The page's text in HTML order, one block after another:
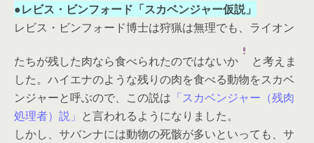
●レビス・ビンフォード「スカベンジャー仮説」
レビス・ビンフォード博士は狩猟は無理でも、ライオン
たちが残した肉なら食べられたのではないか
と考えま
した。ハイエナのような残りの肉を食べる動物をスカベ
ンジャーと呼ぶので、この説は 「スカベンジャー（残肉
処理者）説」 と言われるようになりました。
しかし、サバンナには動物の死骸が多いといっても、サ